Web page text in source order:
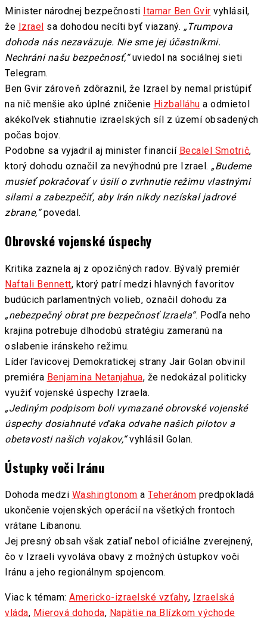
Minister národnej bezpečnosti Itamar Ben Gvir vyhlásil,
že Izrael sa dohodou necíti byť viazaný. „Trumpova
dohoda nás nezaväzuje. Nie sme jej účastníkmi.
Nechráni našu bezpečnosť,“uviedol na sociálnej sieti
Telegram.
Ben Gvir zároveň zdôraznil, že Izrael by nemal pristúpiť
na nič menšie ako úplné zničenie Hizballáhu a odmietol
akékoľvek stiahnutie izraelských síl z území obsadených
počas bojov.
Podobne sa vyjadril aj minister financií Becalel Smotrič,
ktorý dohodu označil za nevýhodnú pre Izrael. „Budeme
musieť pokračovať v úsilí o zvrhnutie režimu vlastnými
silami a zabezpečiť, aby Irán nikdy nezískal jadrové
zbrane,“povedal.
Obrovské vojenské úspechy
Kritika zaznela aj z opozičných radov. Bývalý premiér
Naftali Bennett, ktorý patrí medzi hlavných favoritov
budúcich parlamentných volieb, označil dohodu za
„nebezpečný obrat pre bezpečnosť Izraela“. Podľa neho
krajina potrebuje dlhodobú stratégiu zameranú na
oslabenie iránskeho režimu.
Líder ľavicovej Demokratickej strany Jair Golan obvinil
premiéra Benjamina Netanjahua, že nedokázal politicky
využiť vojenské úspechy Izraela.
„Jediným podpisom boli vymazané obrovské vojenské
úspechy dosiahnuté vďaka odvahe našich pilotov a
obetavosti našich vojakov,“vyhlásil Golan.
Ústupky voči Iránu
Dohoda medzi Washingtonom a Teheránom predpokladá
ukončenie vojenských operácií na všetkých frontoch
vrátane Libanonu.
Jej presný obsah však zatiaľ nebol oficiálne zverejnený,
čo v Izraeli vyvoláva obavy z možných ústupkov voči
Iránu a jeho regionálnym spojencom.
Viac k témam: Americko-izraelské vzťahy, Izraelská
vláda, Mierová dohoda, Napätie na Blízkom východe